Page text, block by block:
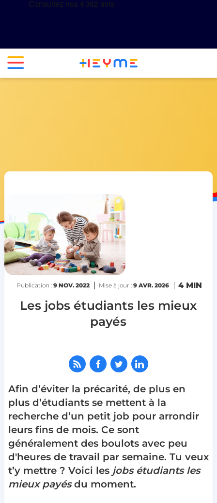
Publication : 9 NOV. 2022 Mise à jour : 9 AVR. 2026 4 MIN
Les jobs étudiants les mieux
payés
Afin d’éviter la précarité, de plus en
plus d’étudiants se mettent à la
recherche d’un petit job pour arrondir
leurs fins de mois. Ce sont
généralement des boulots avec peu
d'heures de travail par semaine. Tu veux
t’y mettre ? Voici les jobs étudiants les
mieux payésdu moment.